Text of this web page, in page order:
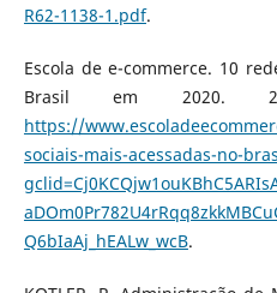
R62-1138-1.pdf.
Escola de e-commerce. 10
Brasil em 2020.
https://
sociais-mais-acessadas-no-
Q6bIaAj_hEALw_wcB.